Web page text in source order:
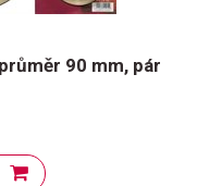
90 mm, pár